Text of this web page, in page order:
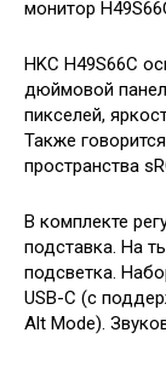
HKC H49S66C
дюймовой
пикселей,
Также
пространства
В комплекте
подставка. На
подсветка.
USB-C (с
Alt Mode).